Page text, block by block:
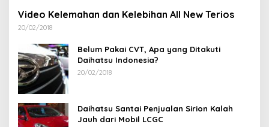
Video Kelemahan dan Kelebihan All New Terios
20/02/2018
Belum Pakai CVT, Apa yang Ditakuti
Daihatsu Indonesia?
20/02/2018
Daihatsu Santai Penjualan Sirion Kalah
Jauh dari Mobil LCGC